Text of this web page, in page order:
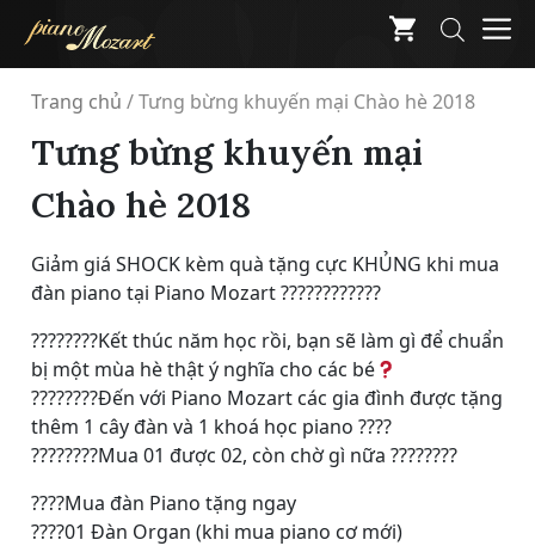
content
Trang chủ /Tưng bừng khuyến mại Chào hè 2018
Tưng bừng khuyến mại
Chào hè 2018
Giảm giá SHOCK kèm quà tặng cực KHỦNG khi mua
đàn piano tại Piano Mozart????????????
????????Kết thúc năm học rồi, bạn sẽ làm gì để chuẩn
bị một mùa hè thật ý nghĩa cho các bé
????????Đến với Piano Mozart các gia đình được tặng
thêm 1 cây đàn và 1 khoá học piano ????
????????Mua 01 được 02, còn chờ gì nữa ????????
????Mua đàn Piano tặng ngay
????01 Đàn Organ (khi mua piano cơ mới)